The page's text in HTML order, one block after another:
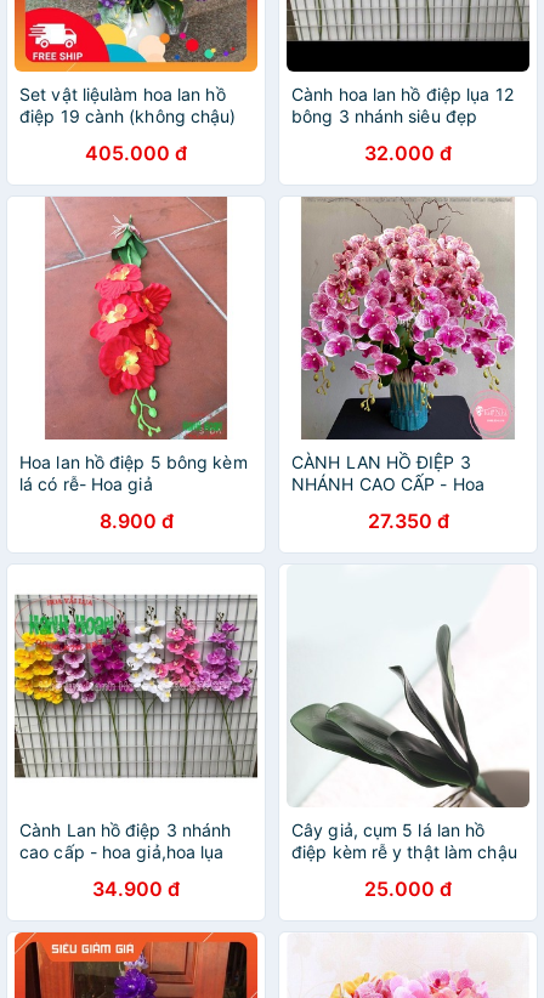
Set vật liệulàm hoa lan hồ
điệp 19 cành (không chậu)
405.000 đ
Cành hoa lan hồ điệp lụa 12
bông 3 nhánh siêu đẹp
32.000 đ
Hoa lan hồ điệp 5 bông kèm
lá có rễ- Hoa giả
8.900 đ
CÀNH LAN HỒ ĐIỆP 3
NHÁNH CAO CẤP - Hoa
27.350 đ
Cành Lan hồ điệp 3 nhánh
cao cấp - hoa giả,hoa lụa
34.900 đ
Cây giả, cụm 5 lá lan hồ
điệp kèm rễ y thật làm chậu
25.000 đ